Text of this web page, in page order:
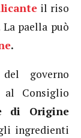
il riso
paella può
.
governo
al Consiglio
di Origine
ingredienti